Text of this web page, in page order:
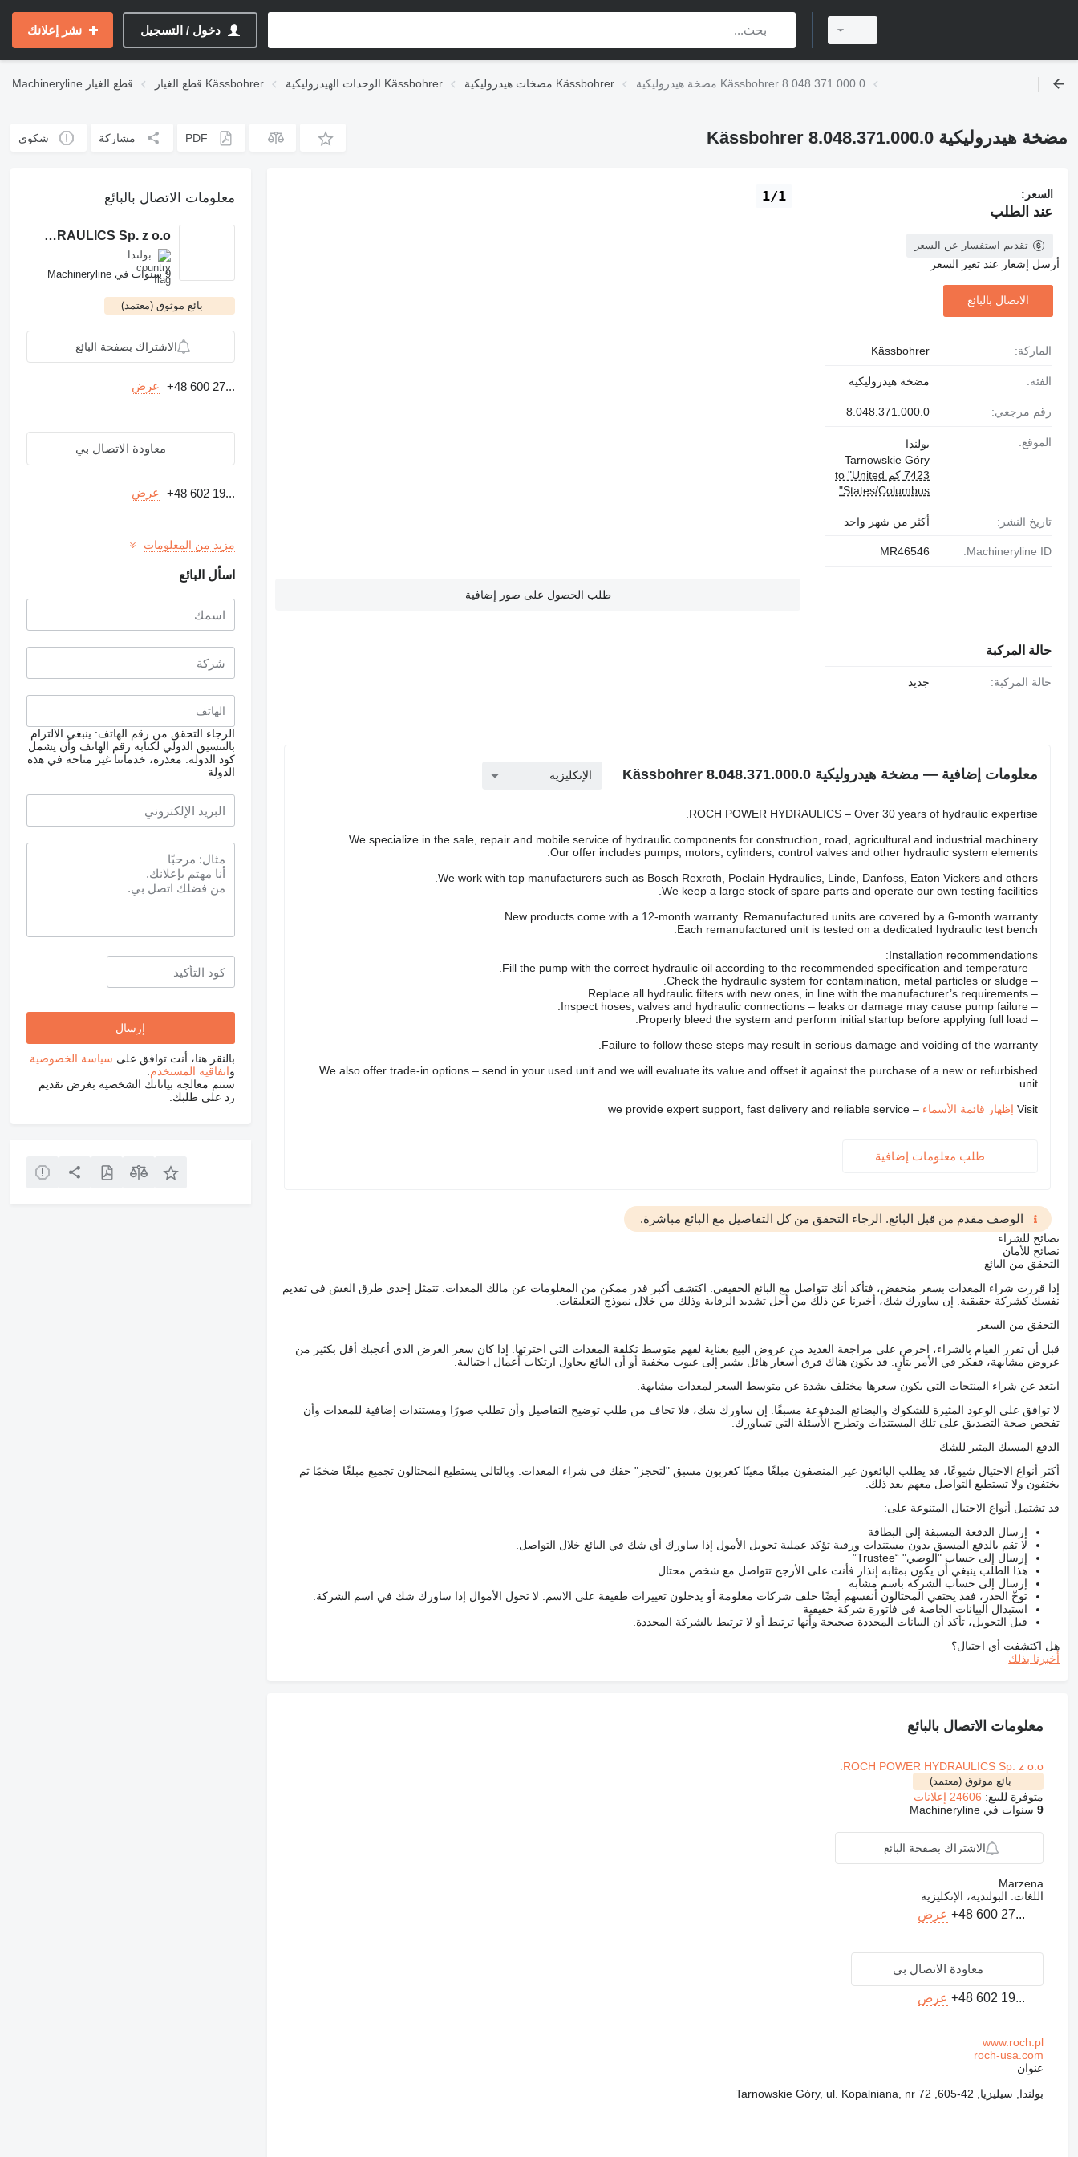
دخول / التسجيل نشر إعلانك
Machineryline قطع الغيار قطع الغيار Kässbohrer الوحدات الهيدروليكية Kässbohrer مضخات هيدروليكية Kässbohrer مضخة هيدروليكية Kässbohrer 8.048.371.000.0
مضخة هيدروليكية Kässbohrer 8.048.371.000.0 PDF مشاركة شكوى
1/1
طلب الحصول على صور إضافية
السعر:
عند الطلب
تقديم استفسار عن السعر
أرسل إشعار عند تغير السعر
الاتصال بالبائع
الماركة: Kässbohrer
الفئة: مضخة هيدروليكية
رقم مرجعي: 8.048.371.000.0
الموقع:
بولندا
Tarnowskie Góry
7423 كم to "United
States/Columbus"
تاريخ النشر: أكثر من شهر واحد
Machineryline ID:
MR46546
حالة المركبة
حالة المركبة: جديد
معلومات إضافية — مضخة هيدروليكية Kässbohrer 8.048.371.000.0 الإنكليزية
ROCH POWER HYDRAULICS – Over 30 years of hydraulic expertise.
We specialize in the sale, repair and mobile service of hydraulic components for construction, road, agricultural and industrial machinery.
Our offer includes pumps, motors, cylinders, control valves and other hydraulic system elements.
We work with top manufacturers such as Bosch Rexroth, Poclain Hydraulics, Linde, Danfoss, Eaton Vickers and others.
We keep a large stock of spare parts and operate our own testing facilities.
New products come with a 12-month warranty. Remanufactured units are covered by a 6-month warranty.
Each remanufactured unit is tested on a dedicated hydraulic test bench.
Installation recommendations:
– Fill the pump with the correct hydraulic oil according to the recommended specification and temperature.
– Check the hydraulic system for contamination, metal particles or sludge.
– Replace all hydraulic filters with new ones, in line with the manufacturer’s requirements.
– Inspect hoses, valves and hydraulic connections – leaks or damage may cause pump failure.
– Properly bleed the system and perform initial startup before applying full load.
Failure to follow these steps may result in serious damage and voiding of the warranty.
We also offer trade-in options – send in your used unit and we will evaluate its value and offset it against the purchase of a new or refurbished
unit.
Visit إظهار قائمة الأسماء – we provide expert support, fast delivery and reliable service
طلب معلومات إضافية
الوصف مقدم من قبل البائع. الرجاء التحقق من كل التفاصيل مع البائع مباشرة.
نصائح للشراء
نصائح للأمان
التحقق من البائع
إذا قررت شراء المعدات بسعر منخفض، فتأكد أنك تتواصل مع البائع الحقيقي. اكتشف أكبر قدر ممكن من المعلومات عن مالك المعدات. تتمثل إحدى طرق الغش في تقديم
نفسك كشركة حقيقية. إن ساورك شك، أخبرنا عن ذلك من أجل تشديد الرقابة وذلك من خلال نموذج التعليقات.
التحقق من السعر
قبل أن تقرر القيام بالشراء، احرص على مراجعة العديد من عروض البيع بعناية لفهم متوسط تكلفة المعدات التي اخترتها. إذا كان سعر العرض الذي أعجبك أقل بكثير من
عروض مشابهة، ففكر في الأمر بتأنٍ. قد يكون هناك فرق أسعار هائل يشير إلى عيوب مخفية أو أن البائع يحاول ارتكاب أعمال احتيالية.
ابتعد عن شراء المنتجات التي يكون سعرها مختلف بشدة عن متوسط السعر لمعدات مشابهة.
لا توافق على الوعود المثيرة للشكوك والبضائع المدفوعة مسبقًا. إن ساورك شك، فلا تخاف من طلب توضيح التفاصيل وأن تطلب صورًا ومستندات إضافية للمعدات وأن
تفحص صحة التصديق على تلك المستندات وتطرح الأسئلة التي تساورك.
الدفع المسبك المثير للشك
أكثر أنواع الاحتيال شيوعًا، قد يطلب البائعون غير المنصفون مبلغًا معينًا كعربون مسبق "لتحجز" حقك في شراء المعدات. وبالتالي يستطيع المحتالون تجميع مبلغًا ضخمًا ثم
يختفون ولا تستطيع التواصل معهم بعد ذلك.
قد تشتمل أنواع الاحتيال المتنوعة على:
إرسال الدفعة المسبقة إلى البطاقة
لا تقم بالدفع المسبق بدون مستندات ورقية تؤكد عملية تحويل الأمول إذا ساورك أي شك في البائع خلال التواصل.
إرسال إلى حساب "الوصي" “Trustee”
هذا الطلب ينبغي أن يكون بمثابه إنذار فأنت على الأرجح تتواصل مع شخص محتال.
إرسال إلى حساب الشركة باسم مشابه
توخّ الحذر، فقد يختفي المحتالون أنفسهم أيضًا خلف شركات معلومة أو يدخلون تغييرات طفيفة على الاسم. لا تحول الأموال إذا ساورك شك في اسم الشركة.
استبدال البيانات الخاصة في فاتورة شركة حقيقية
قبل التحويل، تأكد أن البيانات المحددة صحيحة وأنها ترتبط أو لا ترتبط بالشركة المحددة.
هل اكتشفت أي احتيال؟
أخبرنا بذلك
معلومات الاتصال بالبائع
ROCH POWER HYDRAULICS Sp. z o.o.
بائع موثوق (معتمد)
متوفرة للبيع: 24606 إعلانات
9سنوات في Machineryline
الاشتراك بصفحة البائع
Marzena
اللغات: البولندية، الإنكليزية
+48 600 27... عرض
معاودة الاتصال بي
+48 602 19... عرض
www.roch.pl
roch-usa.com
عنوان
بولندا, سيليزيا, 42-605, Tarnowskie Góry, ul. Kopalniana, nr 72
معلومات الاتصال بالبائع
ROCH POWER HYDRAULICS Sp. z o.o.
بولندا
9 سنوات في Machineryline
بائع موثوق (معتمد)
الاشتراك بصفحة البائع
+48 600 27... عرض
معاودة الاتصال بي
+48 602 19... عرض
مزيد من المعلومات
اسأل البائع
الرجاء التحقق من رقم الهاتف: ينبغي الالتزام
بالتنسيق الدولي لكتابة رقم الهاتف وأن يشمل
كود الدولة.
معذرة، خدماتنا غير متاحة في هذه
الدولة
بالنقر هنا، أنت توافق على سياسة الخصوصية
واتفاقية المستخدم
ستتم معالجة بياناتك الشخصية بغرض تقديم
رد على طلبك.